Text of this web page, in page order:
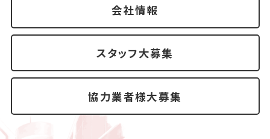
会社情報
スタッフ大募集
協力業者様大募集